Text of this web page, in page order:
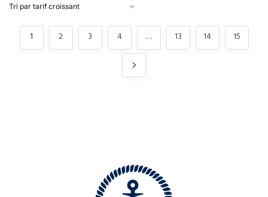
1 2 3 4 … 13 14 15